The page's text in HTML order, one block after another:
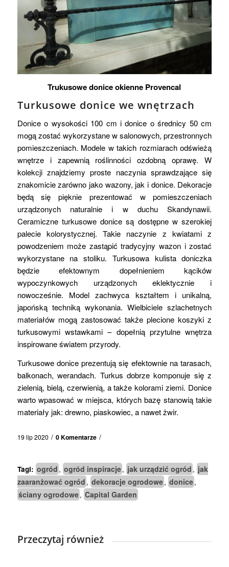
Trukusowe donice okienne Provencal
Turkusowe donice we wnętrzach
Donice o wysokości 100 cm i donice o średnicy 50 cm
mogą zostać wykorzystane w salonowych, przestronnych
pomieszczeniach. Modele w takich rozmiarach odświeżą
wnętrze i zapewnią roślinności ozdobną oprawę. W
kolekcji znajdziemy proste naczynia sprawdzające się
znakomicie zarówno jako wazony, jak i donice. Dekoracje
będą się pięknie prezentować w pomieszczeniach
urządzonych naturalnie i w duchu Skandynawii.
Ceramiczne turkusowe donice są dostępne w szerokiej
palecie kolorystycznej. Takie naczynie z kwiatami z
powodzeniem może zastąpić tradycyjny wazon i zostać
wykorzystane na stoliku. Turkusowa kulista doniczka
będzie efektownym dopełnieniem kącików
wypoczynkowych urządzonych eklektycznie i
nowocześnie. Model zachwyca kształtem i unikalną,
japońską techniką wykonania. Wielbiciele szlachetnych
materiałów mogą zastosować także plecione koszyki z
turkusowymi wstawkami – dopełnią przytulne wnętrza
inspirowane światem przyrody.
Turkusowe donice prezentują się efektownie na tarasach,
balkonach, werandach. Turkus dobrze komponuje się z
zielenią, bielą, czerwienią, a także kolorami ziemi. Donice
warto wpasować w miejsca, których bazę stanowią takie
materiały jak: drewno, piaskowiec, a nawet żwir.
19 lip 2020 / 0 Komentarze /
Tagi: ogród , ogród inspiracje, jak urządzić ogród , jak
zaaranżować ogród , dekoracje ogrodowe, donice,
ściany ogrodowe, Capital Garden
Przeczytaj również